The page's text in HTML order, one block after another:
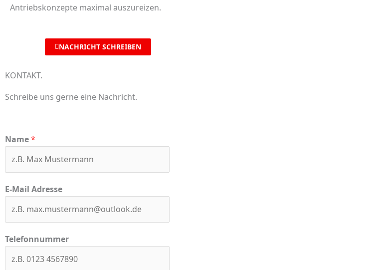
Antriebskonzepte maximal auszureizen.
NACHRICHT SCHREIBEN
KONTAKT.
Schreibe uns gerne eine Nachricht.
Name*
E-Mail Adresse
Telefonnummer